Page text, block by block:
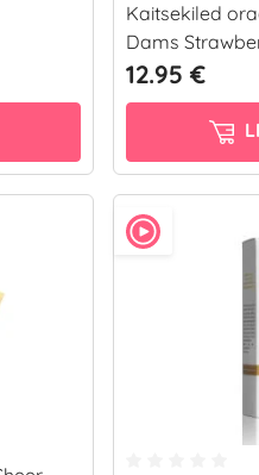
Kaitsekiled
Dams
12.95 €